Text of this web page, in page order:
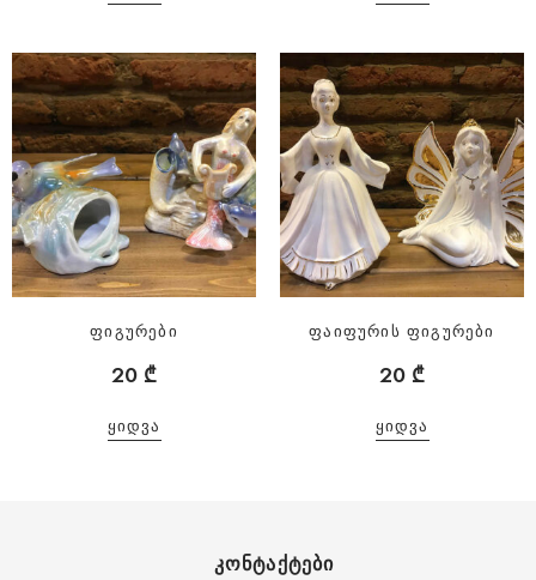
ფიგურები
20 ₾
ᲧᲘᲓᲕᲐ
ფაიფურის ფიგურები
20 ₾
ᲧᲘᲓᲕᲐ
ᲙᲝᲜᲢᲐᲥᲢᲔᲑᲘ